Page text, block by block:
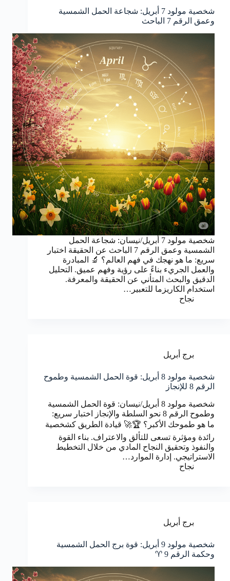
شخصية مولود 7 أبريل: شجاعة الحمل الشمسية
وعمق الرقم 7 الباحث
شخصية مولود 7 أبريل/نيسان: شجاعة الحمل
الشمسية وعمق الرقم 7 الباحث عن الحقيقة اختبار
سريع: ما هو نهجك في فهم العالم؟ 🔬 المبادرة
والعمل الجريء بناءً على رؤية وفهم عميق. التحليل
الدقيق والبحث المتأني عن الحقيقة والمعرفة.
استخدام الكاريزما للتعبير…
نجاح
برج أبريل
شخصية مولود 8 أبريل: قوة الحمل الشمسية وطموح
الرقم 8 للإنجاز
شخصية مولود 8 أبريل/نيسان: قوة الحمل الشمسية
وطموح الرقم 8 نحو السلطة والإنجاز اختبار سريع:
ما هو طموحك الأكبر؟ 🏆🚀 قيادة الطريق كشخصية
رائدة ومؤثرة تسعى للتألق والاعتراف. بناء القوة
والنفوذ وتحقيق النجاح المادي من خلال التخطيط
الاستراتيجي. إدارة الموارد…
نجاح
برج أبريل
شخصية مولود 9 أبريل: قوة برج الحمل الشمسية
وحكمة الرقم 9 ♈️